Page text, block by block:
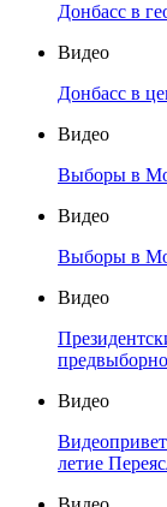
Донбасс в
Видео
Донбасс в
Видео
Выборы в
Видео
Выборы в
Видео
Видео
летие